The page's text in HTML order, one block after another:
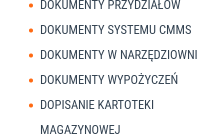
DOKUMENTY PRZYDZIAŁÓW
DOKUMENTY SYSTEMU CMMS
DOKUMENTY W NARZĘDZIOWNI
DOKUMENTY WYPOŻYCZEŃ
DOPISANIE KARTOTEKI
MAGAZYNOWEJ